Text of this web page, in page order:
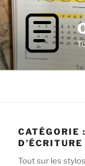
Aller
au
contenu
principal
CATÉGORIE :
D’ÉCRITURE
Tout sur les